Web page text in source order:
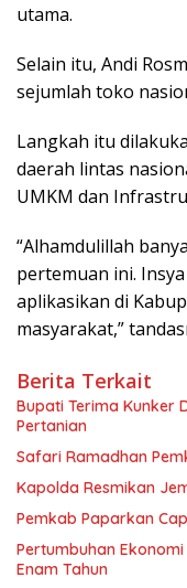
utama.
Selain itu, Andi
sejumlah toko
Langkah itu
daerah lintas
UMKM dan
“Alhamdulillah
pertemuan ini.
aplikasikan di
masyarakat,”
Berita Terkait
Bupati Terima Kunker
Pertanian
Safari Ramadhan
Kapolda Resmikan
Pemkab Paparkan
Pertumbuhan
Enam Tahun